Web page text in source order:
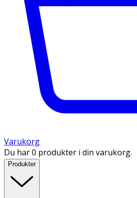
Varukorg
Du har 0 produkter i din varukorg.
Produkter